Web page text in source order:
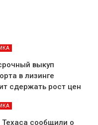
выкуп
в лизинге
сдержать рост цен
Техаса сообщили о